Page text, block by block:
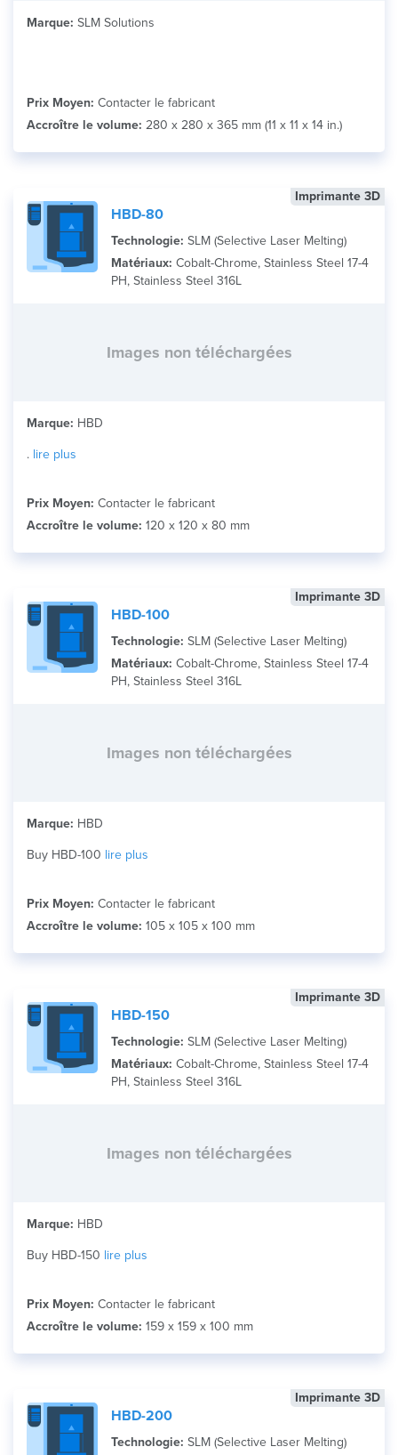
Marque: SLM Solutions
Prix Moyen: Contacter le fabricant
Accroître le volume: 280 x 280 x 365 mm (11 x 11 x 14 in.)
Imprimante 3D
HBD-80
Technologie: SLM (Selective Laser Melting)
Matériaux: Cobalt-Chrome, Stainless Steel 17-4
PH, Stainless Steel 316L
Images non téléchargées
Marque: HBD
. lire plus
Prix Moyen: Contacter le fabricant
Accroître le volume: 120 x 120 x 80 mm
Imprimante 3D
HBD-100
Technologie: SLM (Selective Laser Melting)
Matériaux: Cobalt-Chrome, Stainless Steel 17-4
PH, Stainless Steel 316L
Images non téléchargées
Marque: HBD
Buy HBD-100 lire plus
Prix Moyen: Contacter le fabricant
Accroître le volume: 105 x 105 x 100 mm
Imprimante 3D
HBD-150
Technologie: SLM (Selective Laser Melting)
Matériaux: Cobalt-Chrome, Stainless Steel 17-4
PH, Stainless Steel 316L
Images non téléchargées
Marque: HBD
Buy HBD-150 lire plus
Prix Moyen: Contacter le fabricant
Accroître le volume: 159 x 159 x 100 mm
Imprimante 3D
HBD-200
Technologie: SLM (Selective Laser Melting)